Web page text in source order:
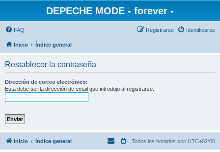
DEPECHE MODE - forever -
FAQ Identificarse
Registrarse
Inicio Índice general
Restablecer la contraseña
Dirección de correo electrónico:
Esta debe ser la dirección de email que introdujo al registrarse.
Inicio Índice general Todos los horarios son UTC+02:00